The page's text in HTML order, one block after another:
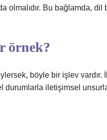
olmalıdır. Bu bağlamda,
örnek?
böyle bir işlev
durumlarla iletişimsel